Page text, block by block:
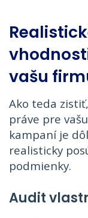
vašu
Ako teda
práve pre
kampaní je
realisticky
podmienky.
Audit